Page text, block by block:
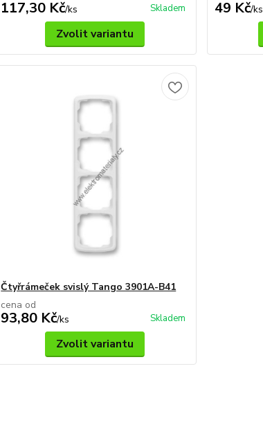
117,30 Kč/ks Skladem
Zvolit variantu
49 Kč/ks
Čtyřrámeček svislý Tango 3901A-B41
cena od
93,80 Kč/ks Skladem
Zvolit variantu